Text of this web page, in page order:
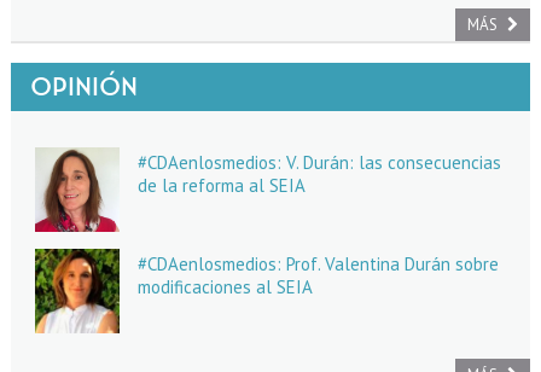
MÁS
OPINIÓN
#CDAenlosmedios: V. Durán: las consecuencias
de la reforma al SEIA
#CDAenlosmedios: Prof. Valentina Durán sobre
modificaciones al SEIA